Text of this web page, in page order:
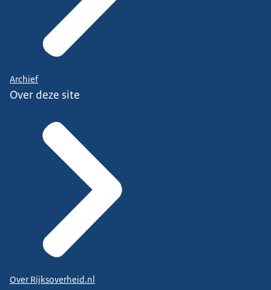
Archief
Over deze site
Over Rijksoverheid.nl